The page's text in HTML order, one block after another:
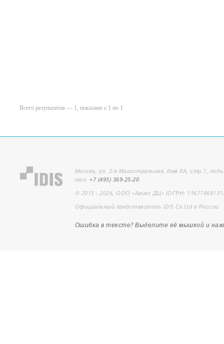
Всего результатов — 1, показано с 1 по 1
Москва, ул. 2-я Магистральная, дом 8А, стр.1,
тел.+7 (495) 369-25-20
© 2015 - 2026, ООО «Авикс ДЦ» (ОГРН:
Официальный представитель IDIS Co.Ltd в России
Ошибка в тексте? Выделите её мышкой и